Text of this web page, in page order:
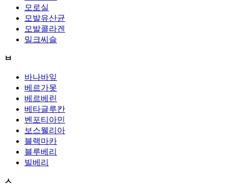
모로실
모발유산균
모발콜라겐
밀크씨슬
ㅂ
바나바잎
베르가못
베르베린
베타글루칸
벤포티아민
보스웰리아
블랙마카
블루베리
빌베리
ㅅ